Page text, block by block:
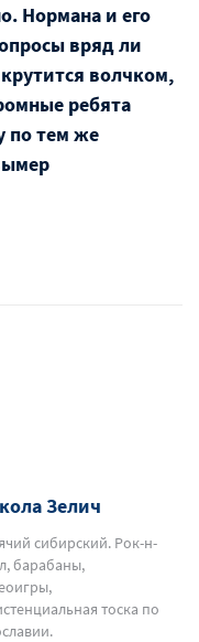
Нормана и его
вряд ли
волчком,
ребята
по тем же
Зелич
сибирский. Рок-н-
барабаны,
тоска по